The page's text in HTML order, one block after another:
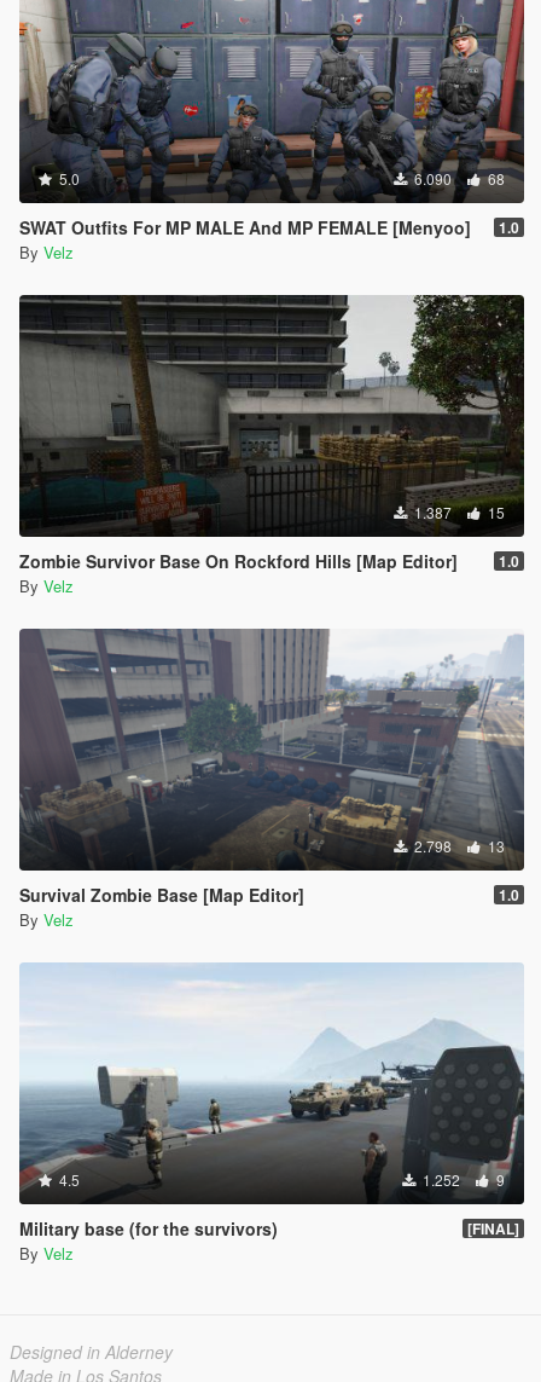
5.0 6.090 68
SWAT Outfits For MP MALE And MP FEMALE [Menyoo] 1.0
By Velz
1.387 15
Zombie Survivor Base On Rockford Hills [Map Editor] 1.0
By Velz
2.798 13
Survival Zombie Base [Map Editor] 1.0
By Velz
4.5 1.252 9
Military base (for the survivors) [FINAL]
By Velz
Designed in Alderney
Made in Los Santos